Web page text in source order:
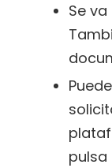
Se
pulsa